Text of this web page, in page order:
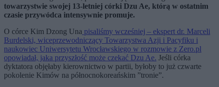
towarzystwie swojej 13-letniej córki Dzu Ae, którą w ostatnim
czasie przywódca intensywnie promuje.
O córce Kim Dzong Una pisaliśmy wcześniej – ekspert dr. Marceli
Burdelski, wiceprzewodniczący Towarzystwa Azji i Pacyfiku i
naukowiec Uniwersytetu Wrocławskiego w rozmowie z Zero.pl
opowiadał, jaka przyszłość może czekać Dzu Ae. Jeśli córka
dyktatora objęłaby kierownictwo w partii, byłoby to już czwarte
pokolenie Kimów na północnokoreańskim ”tronie”.